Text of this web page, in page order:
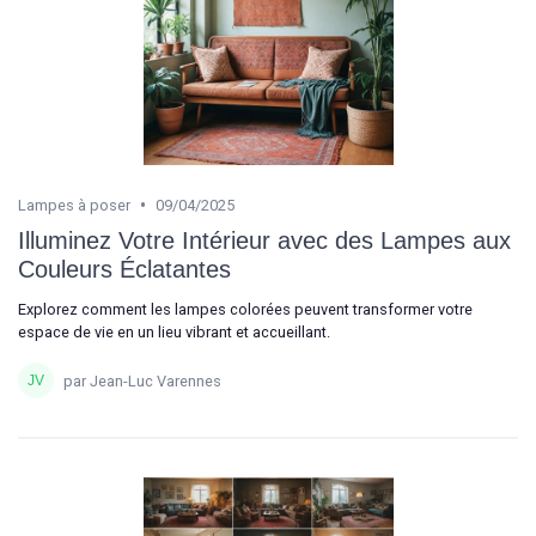
Lampes à poser • 09/04/2025
Illuminez Votre Intérieur avec des Lampes aux
Couleurs Éclatantes
Explorez comment les lampes colorées peuvent transformer votre
espace de vie en un lieu vibrant et accueillant.
par Jean-Luc Varennes